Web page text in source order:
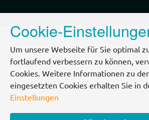
Cookie-
Um unsere Webseite für Sie optimal
fortlaufend verbessern zu können,
Cookies. Weitere Informationen zu
eingesetzten Cookies erhalten Sie in
Einstellungen